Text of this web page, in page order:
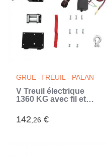
GRUE -TREUIL - PALAN
V Treuil électrique
1360 KG avec fil et
142,26 €